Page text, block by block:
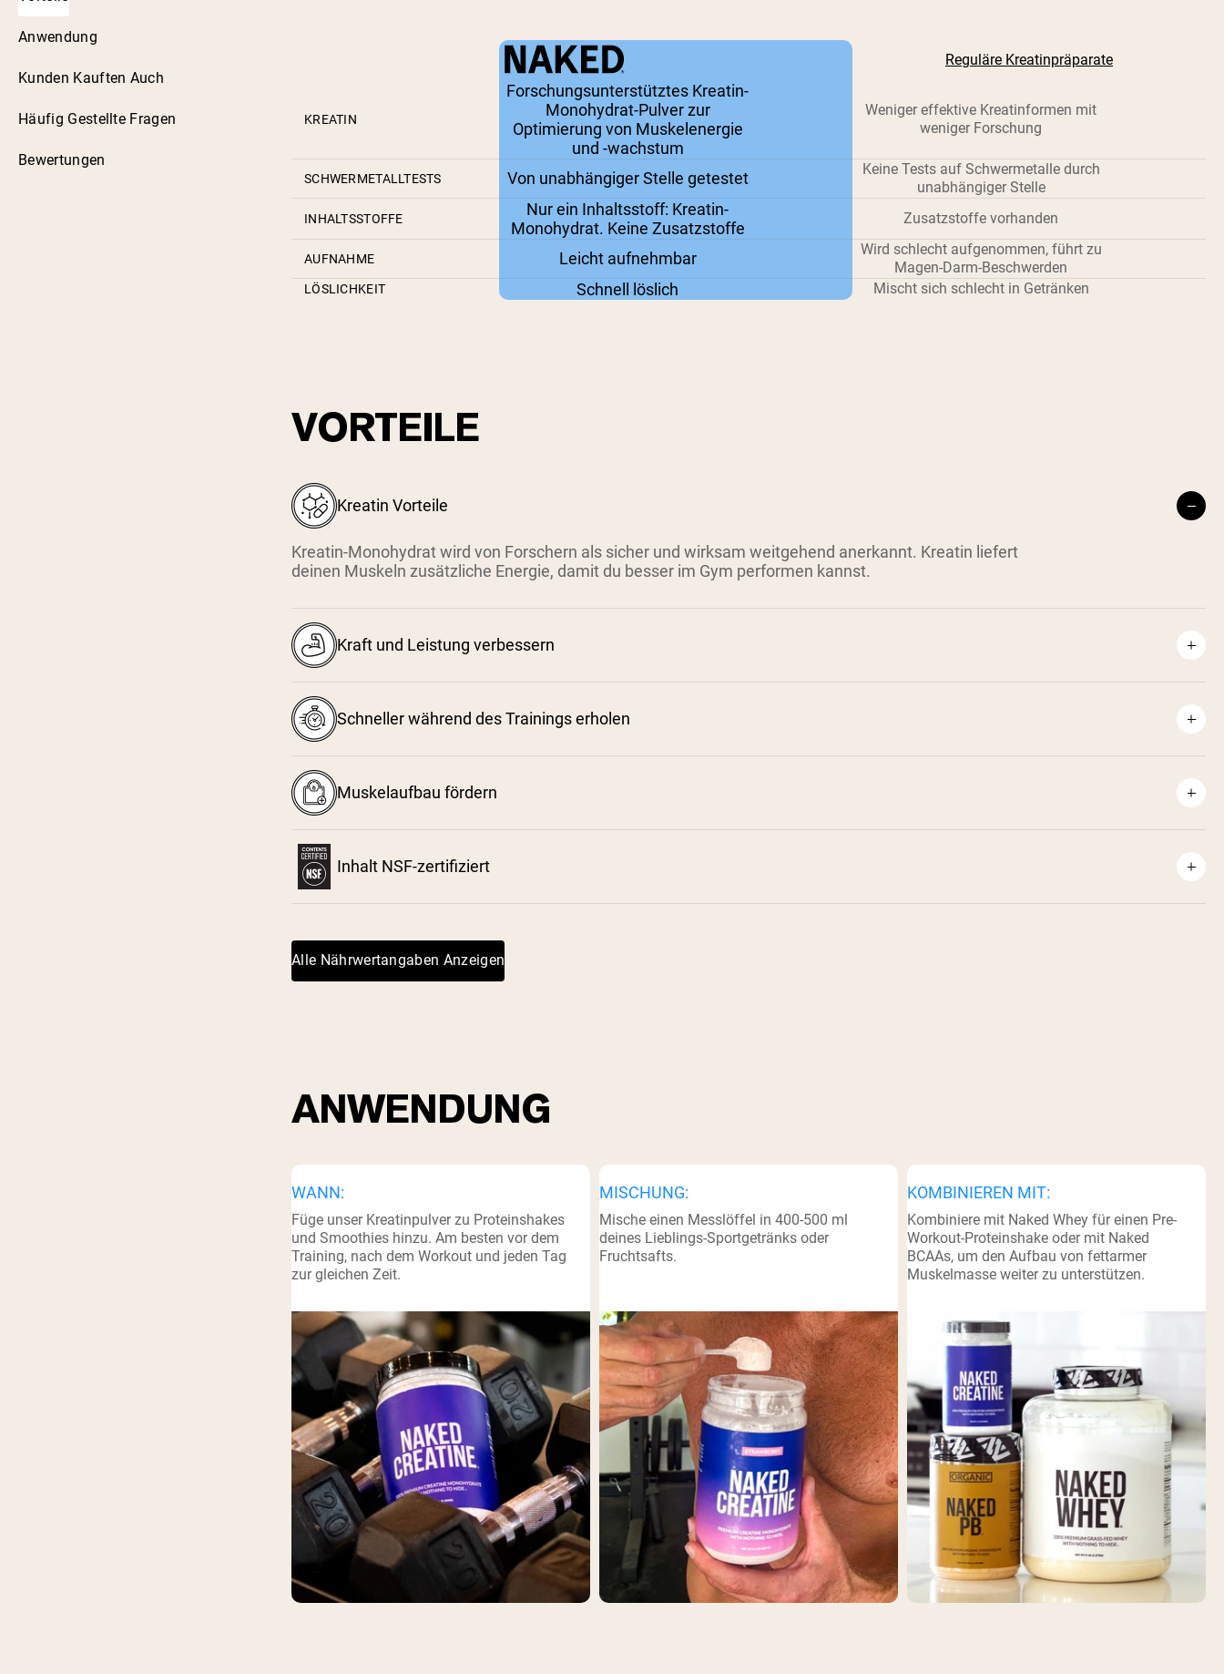
Anwendung
Kunden Kauften Auch
Häufig Gestellte Fragen
Bewertungen
Reguläre Kreatinpräparate
KREATIN
Forschungsunterstütztes Kreatin-
Monohydrat-Pulver zur
Optimierung von Muskelenergie
und -wachstum
Weniger effektive Kreatinformen mit
weniger Forschung
SCHWERMETALLTESTS Von unabhängiger Stelle getestet
Keine Tests auf Schwermetalle durch
unabhängiger Stelle
INHALTSSTOFFE
Nur ein Inhaltsstoff: Kreatin-
Monohydrat. Keine Zusatzstoffe
Zusatzstoffe vorhanden
AUFNAHME Leicht aufnehmbar
Wird schlecht aufgenommen, führt zu
Magen-Darm-Beschwerden
LÖSLICHKEIT Schnell löslich Mischt sich schlecht in Getränken
VORTEILE
Kreatin Vorteile
Kreatin-Monohydrat wird von Forschern als sicher und wirksam weitgehend anerkannt. Kreatin liefert
deinen Muskeln zusätzliche Energie, damit du besser im Gym performen kannst.
Kraft und Leistung verbessern
Schneller während des Trainings erholen
Muskelaufbau fördern
Inhalt NSF-zertifiziert
Alle Nährwertangaben Anzeigen
ANWENDUNG
WANN:
Füge unser Kreatinpulver zu Proteinshakes
und Smoothies hinzu. Am besten vor dem
Training, nach dem Workout und jeden Tag
zur gleichen Zeit.
MISCHUNG:
Mische einen Messlöffel in 400-500 ml
deines Lieblings-Sportgetränks oder
Fruchtsafts.
KOMBINIEREN MIT:
Kombiniere mit Naked Whey für einen Pre-
Workout-Proteinshake oder mit Naked
BCAAs, um den Aufbau von fettarmer
Muskelmasse weiter zu unterstützen.
Shipping Country: